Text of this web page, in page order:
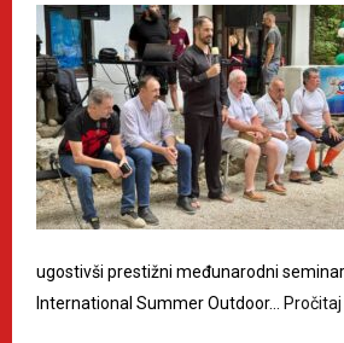
ugostivši prestižni međunarodni
International Summer Outdoor…
Pročitaj